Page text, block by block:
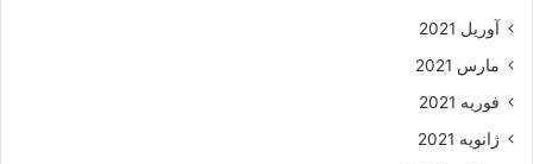
آوریل 2021
مارس 2021
فوریه 2021
ژانویه 2021